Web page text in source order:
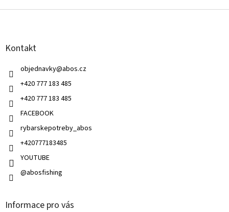
á
Kontakt
objednavky@abos.cz
+420 777 183 485
+420 777 183 485
FACEBOOK
rybarskepotreby_abos
+420777183485
YOUTUBE
@abosfishing
Informace pro vás